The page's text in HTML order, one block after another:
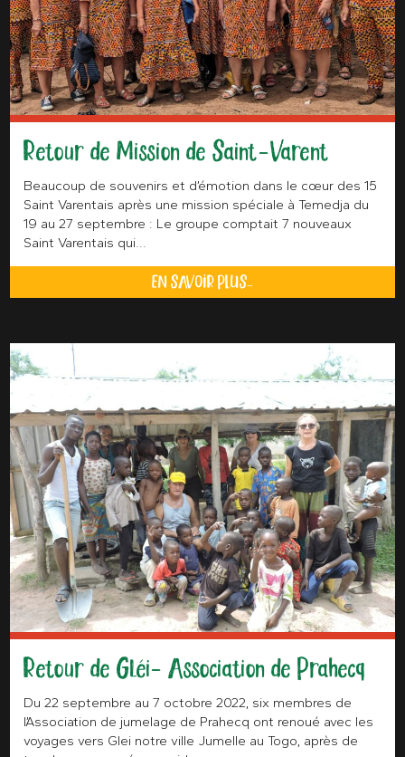
Retour de Mission de Saint-Varent
Beaucoup de souvenirs et d’émotion dans le cœur des 15
Saint Varentais après une mission spéciale à Temedja du
19 au 27 septembre : Le groupe comptait 7 nouveaux
Saint Varentais qui...
EN SAVOIR PLUS...
Retour de Gléi - Association de Prahecq
Du 22 septembre au 7 octobre 2022, six membres de
l’Association de jumelage de Prahecq ont renoué avec les
voyages vers Glei notre ville Jumelle au Togo, après de